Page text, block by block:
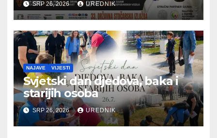
SRP 26, 2026 UREDNIK
NAJAVE VIJESTI
Svjetski dan djedova, baka i
starijih osoba
SRP 26, 2026 UREDNIK